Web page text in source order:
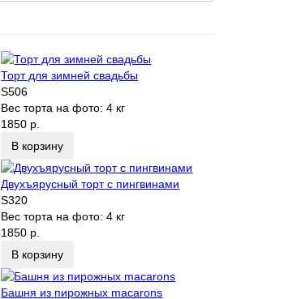
Торт для зимней свадьбы
S506
Вес торта на фото:4 кг
1850 р.
В корзину
Двухъярусный торт с пингвинами
S320
Вес торта на фото:4 кг
1850 р.
В корзину
Башня из пирожных macarons